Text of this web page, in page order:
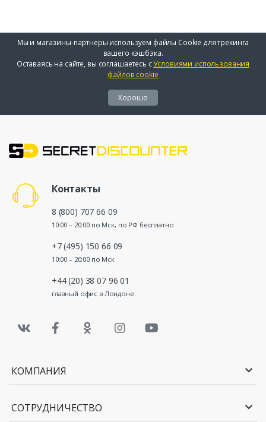
Мы и магазины-партнеры используем файлы Cookie для трекинга
вашего кэшбэка.
Оставаясь на сайте, вы соглашаетесь сУсловиями использования
файлов cookie
Хорошо
Контакты
8 (800) 707 66 09
10:00 – 20:00 по Мск, по РФ бесплатно
+7 (495) 150 66 09
10:00 – 20:00 по Мск
+44 (20) 38 07 96 01
главный офис в Лондоне
КОМПАНИЯ
СОТРУДНИЧЕСТВО